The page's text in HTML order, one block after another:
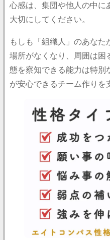
心感は、集団や他人の中に
大切にしてください。
もしも「組織人」のあな
場所がなくなり、周囲は困
態を察知できる能力は特別
が安心できるチーム作りを